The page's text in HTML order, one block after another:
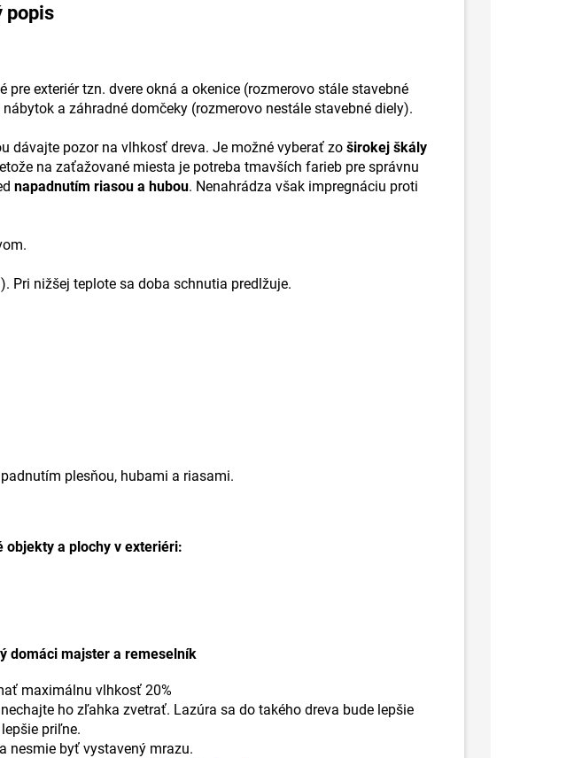
popis
pre exteriér tzn. dvere okná a okenice (rozmerovo stále stavebné
a záhradné domčeky (rozmerovo nestále stavebné diely).
dávajte pozor na vlhkosť dreva. Je možné vyberať zo širokej škály
na zaťažované miesta je potreba tmavších farieb pre správnu
napadnutím riasou a hubou. Nenahrádza však impregnáciu proti
Pri nižšej teplote sa doba schnutia predlžuje.
plesňou, hubami a riasami.
objekty a plochy v exteriéri:
domáci majster a remeselník
maximálnu vlhkosť 20%
ho zľahka zvetrať. Lazúra sa do takého dreva bude lepšie
priľne.
nesmie byť vystavený mrazu.